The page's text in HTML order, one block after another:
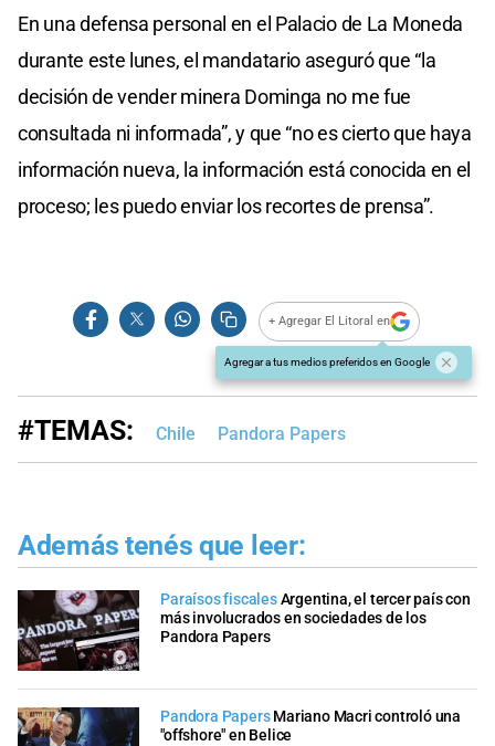
En una defensa personal en el Palacio de La Moneda
durante este lunes, el mandatario aseguró que “la
decisión de vender minera Dominga no me fue
consultada ni informada”, y que “no es cierto que haya
información nueva, la información está conocida en el
proceso; les puedo enviar los recortes de prensa”.
+ Agregar El Litoral en
Agregar a tus medios preferidos en Google
#TEMAS: Chile Pandora Papers
Además tenés que leer:
Paraísos fiscalesArgentina, el tercer país con
más involucrados en sociedades de los
Pandora Papers
Pandora Papers Mariano Macri controló una
"offshore" en Belice